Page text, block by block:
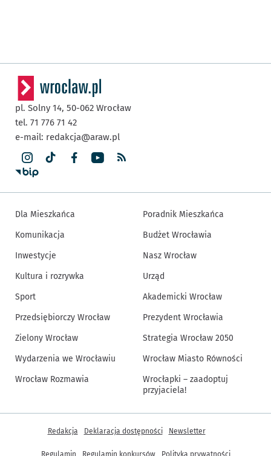
pl. Solny 14, 50-062 Wrocław
tel. 71 776 71 42
e-mail: redakcja@araw.pl
Dla Mieszkańca
Komunikacja
Inwestycje
Kultura i rozrywka
Sport
Przedsiębiorczy Wrocław
Zielony Wrocław
Wydarzenia we Wrocławiu
Wrocław Rozmawia
Poradnik Mieszkańca
Budżet Wrocławia
Nasz Wrocław
Urząd
Akademicki Wrocław
Prezydent Wrocławia
Strategia Wrocław 2050
Wrocław Miasto Równości
Wrocłapki – zaadoptuj
przyjaciela!
Inne informacje
Redakcja Deklaracja dostępności Newsletter
Regulamin Regulamin konkursów Polityka prywatności